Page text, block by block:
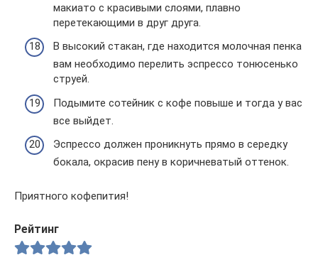
макиато с красивыми слоями, плавно
перетекающими в друг друга.
В высокий стакан, где находится молочная пенка
вам необходимо перелить эспрессо тонюсенько
струей.
Подымите сотейник с кофе повыше и тогда у вас
все выйдет.
Эспрессо должен проникнуть прямо в середку
бокала, окрасив пену в коричневатый оттенок.
Приятного кофепития!
Рейтинг